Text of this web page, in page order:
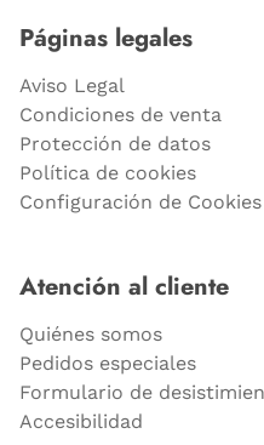
Páginas legales
Aviso Legal
Condiciones de venta
Protección de datos
Política de cookies
Configuración de Cookies
Atención al cliente
Quiénes somos
Pedidos especiales
Formulario de
Accesibilidad